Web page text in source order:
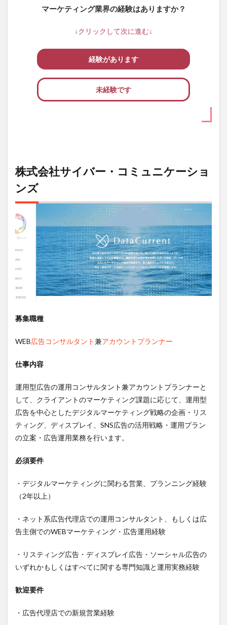
マーケティング業界の経験はありますか？
↓クリックして次に進む↓
経験があります
未経験です
株式会社サイバー・コミュニケーショ
ンズ
募集職種
WEB広告コンサルタント兼アカウントプランナー
仕事内容
運用型広告の運用コンサルタント兼アカウントプランナーと
して、クライアントのマーケティング課題に応じて、運用型
広告を中心としたデジタルマーケティング戦略の企画・リス
ティング、ディスプレイ、SNS広告の活用戦略・運用プラン
の立案・広告運用業務を行います。
必須要件
・デジタルマーケティングに関わる営業、プランニング経験
（2年以上）
・ネット系広告代理店での運用コンサルタント、もしくは広
告主側でのWEBマーケティング・広告運用経験
・リスティング広告・ディスプレイ広告・ソーシャル広告の
いずれかもしくはすべてに関する専門知識と運用実務経験
歓迎要件
・広告代理店での新規営業経験